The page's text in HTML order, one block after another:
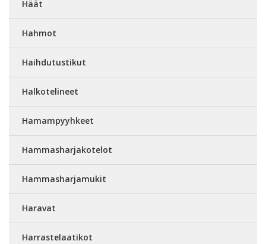
Häät
Hahmot
Haihdutustikut
Halkotelineet
Hamampyyhkeet
Hammasharjakotelot
Hammasharjamukit
Haravat
Harrastelaatikot